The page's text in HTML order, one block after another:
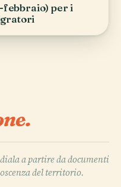
per i
a partire da documenti
del territorio.